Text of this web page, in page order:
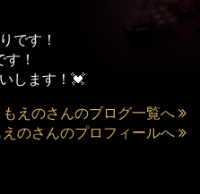
です！
す！
します！💓
もえのさんのブログ一覧へ
えのさんのプロフィールへ